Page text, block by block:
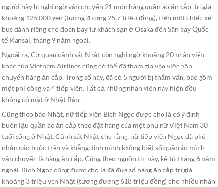
người này bị nghi ngờ vận chuyển 21 món hàng quần áo ăn cắp, trị giá
khoảng 125.000 yen (tương đương 25,7 triệu đồng), trên một chiếc xe
bus dành riêng cho đoàn bay từ khách sạn ở Osaka đến Sân bay Quốc
tế Kansai, tháng 9 năm ngoái.
Ngoài ra, Cơ quan cảnh sát Nhật còn nghi ngờ khoảng 20 nhân viên
khác của Vietnam Airlines cũng có thể đã tham gia vào việc vận
chuyển hàng ăn cắp. Trong số này, đã có 5 người bị thẩm vấn, bao gồm
một phi công và 4 tiếp viên. Tất cả những nhân viên này hiện đều
không có mặt ở Nhật Bản.
Cũng theo báo Nhật, nữ tiếp viên Bích Ngọc được cho là có ý định
buôn lậu quần áo ăn cắp theo đặt hàng của một phụ nữ Việt Nam 30
tuổi sống ở Nhật. Cảnh sát Nhật cho rằng, nữ tiếp viên Ngọc đã phủ
nhận cáo buộc trên và khẳng định mình không biết số quần áo mình
vận chuyển là hàng ăn cắp. Cũng theo nguồn tin này, kể từ tháng 6 năm
ngoái, Bích Ngọc cũng được cho là đã đưa số hàng ăn cắp trị giá
khoảng 3 triệu yen Nhật (tương đương 618 triệu đồng) cho nhiều nhân